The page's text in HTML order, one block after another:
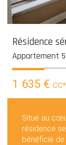
Résidence
Appartement
1 635 € CC*
Situé au
résidence
bénéficie